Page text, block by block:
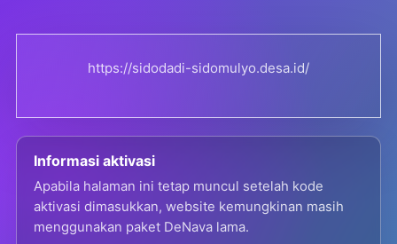
https://sidodadi-sidomulyo.desa.id/
Informasi aktivasi
Apabila halaman ini tetap muncul setelah kode
aktivasi dimasukkan, website kemungkinan masih
menggunakan paket DeNava lama.